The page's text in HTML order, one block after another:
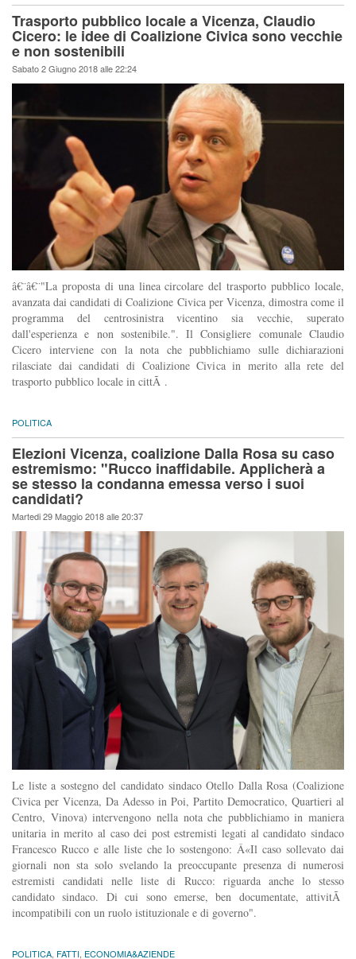
Trasporto pubblico locale a Vicenza, Claudio
Cicero: le idee di Coalizione Civica sono vecchie
e non sostenibili
Sabato 2 Giugno 2018 alle 22:24
â€¨â€¨"La proposta di una linea circolare del trasporto pubblico locale,
avanzata dai candidati di Coalizione Civica per Vicenza, dimostra come il
programma del centrosinistra vicentino sia vecchie, superato
dall'esperienza e non sostenibile.". Il Consigliere comunale Claudio
Cicero interviene con la nota che pubblichiamo sulle dichiarazioni
rilasciate dai candidati di Coalizione Civica in merito alla rete del
trasporto pubblico locale in cittÃ .
POLITICA
Elezioni Vicenza, coalizione Dalla Rosa su caso
estremismo: "Rucco inaffidabile. Applicherà a
se stesso la condanna emessa verso i suoi
candidati?
Martedi 29 Maggio 2018 alle 20:37
Le liste a sostegno del candidato sindaco Otello Dalla Rosa (Coalizione
Civica per Vicenza, Da Adesso in Poi, Partito Democratico, Quartieri al
Centro, Vinova) intervengono nella nota che pubblichiamo in maniera
unitaria in merito al caso dei post estremisti legati al candidato sindaco
Francesco Rucco e alle liste che lo sostengono: Â«Il caso sollevato dai
giornali non sta solo svelando la preoccupante presenza di numerosi
estremisti candidati nelle liste di Rucco: riguarda anche lo stesso
candidato sindaco. Di cui sono emerse, ben documentate, attivitÃ
incompatibili con un ruolo istituzionale e di governo".
POLITICA FATTI ECONOMIA&AZIENDE